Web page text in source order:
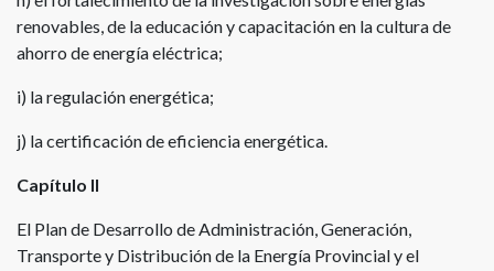
renovables, de la educación y capacitación en la cultura de
ahorro de energía eléctrica;
i) la regulación energética;
j) la certificación de eficiencia energética.
Capítulo II
El Plan de Desarrollo de Administración, Generación,
Transporte y Distribución de la Energía Provincial y el